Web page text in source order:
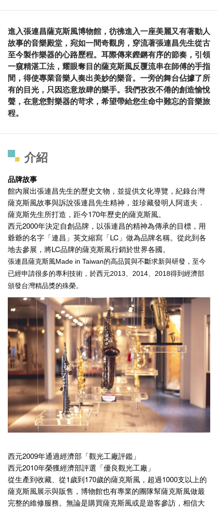
進入張連昌薩克斯風博物館，彷彿進入一座美麗又有著動人
故事的音樂殿堂，宛如一間奇觀房，穿流著張連昌先生從古
至今製作樂器的心路歷程。耳際傳來鏗鏘有序的節奏，引領
一窺精湛工法，耀眼奪目的薩克斯風反覆流串在師傅的手指
間，得使專業音樂人奏出美妙的樂音。一旁的舞台佔據了所
有的目光，只因恣意放肆的樂手。我們孜孜不倦的創造愉悅
聲，在意您對樂器的苛求，希望帶給您生命中難忘的音樂旅
程。
介紹
品牌故事
館內展出張連昌先生的歷史文物，並提供文化導覽，紀錄台灣
薩克斯風故事與訴說張連昌先生精神，並珍藏發明人阿道夫．
薩克斯先生所打造，距今170年歷史的薩克斯風。
西元2000年決定自創品牌，以張連昌的精神為傳承的目標，用
爺爺的名字「連昌」英文縮寫「LC」做為品牌名稱。從此到各
地去參展，將LC品牌的薩克斯風行銷於世界各國。
張連昌薩克斯風Made in Taiwan的高品質與不斷求新與研發，至今
已經申請很多的專利技術，於西元2013、2014、2018得到經濟部
頒發台灣精品獎的殊榮。
西元2009年通過經濟部「觀光工廠評鑑」
西元2010年榮獲經濟部評選「優良觀光工廠」
從生產到收藏、從1歲到170歲的薩克斯風，超過1000支以上的
薩克斯風展示與販售，博物館也有專業的團隊幫薩克斯風做最
完整的維修服務。無論是購買薩克斯風或是遊客參訪，相信大